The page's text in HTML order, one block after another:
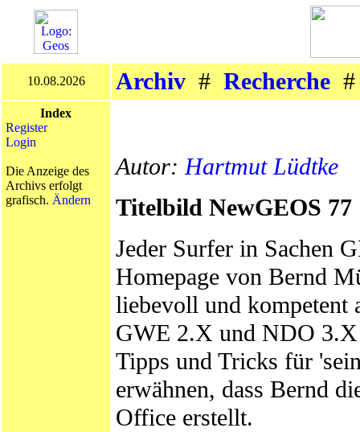
10.08.2026 Archiv # Recherche
Index
Register
Login
Die Anzeige des
Archivs erfolgt
grafisch. Ändern
Autor:Hartmut Lüdtke
Titelbild NewGEOS 77
Jeder Surfer in Sachen
Homepage von Bernd
liebevoll und kompetent
GWE 2.X und NDO
Tipps und Tricks für
erwähnen, dass Bernd
Office erstellt.